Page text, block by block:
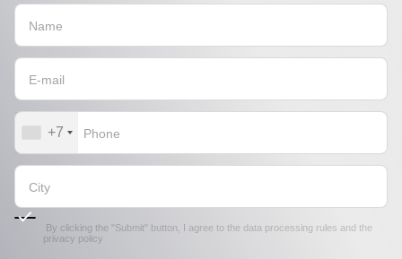
+7
By clicking the "Submit" button, I agree to the data processing rules and the
privacy policy